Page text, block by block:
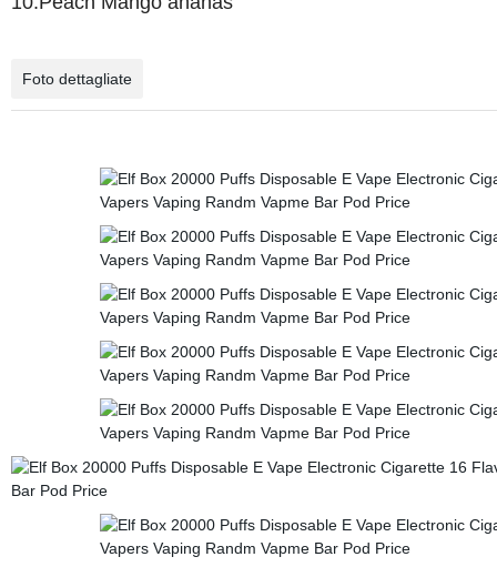
Foto dettagliate